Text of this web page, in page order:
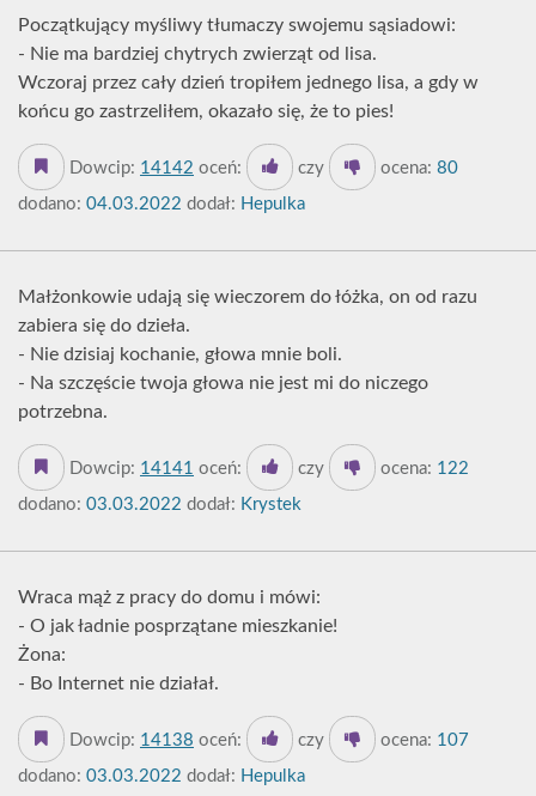
Początkujący myśliwy tłumaczy swojemu sąsiadowi:
- Nie ma bardziej chytrych zwierząt od lisa.
Wczoraj przez cały dzień tropiłem jednego lisa, a gdy w
końcu go zastrzeliłem, okazało się, że to pies!
Dowcip: 14142 oceń: czy ocena: 80
dodano: 04.03.2022 dodał: Hepulka
Małżonkowie udają się wieczorem do łóżka, on od razu
zabiera się do dzieła.
- Nie dzisiaj kochanie, głowa mnie boli.
- Na szczęście twoja głowa nie jest mi do niczego
potrzebna.
Dowcip: 14141 oceń: czy ocena: 122
dodano: 03.03.2022 dodał: Krystek
Wraca mąż z pracy do domu i mówi:
- O jak ładnie posprzątane mieszkanie!
Żona:
- Bo Internet nie działał.
Dowcip: 14138 oceń: czy ocena: 107
dodano: 03.03.2022 dodał: Hepulka